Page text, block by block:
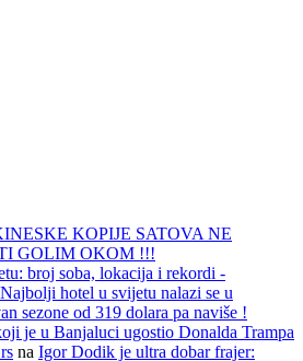
KOPIJE SATOVA NE
GOLIM OKOM !!!
broj soba, lokacija i rekordi -
Najbolji hotel u svijetu nalazi se u
sezone od 319 dolara pa naviše !
je u Banjaluci ugostio Donalda Trampa
na Igor Dodik je ultra dobar frajer: